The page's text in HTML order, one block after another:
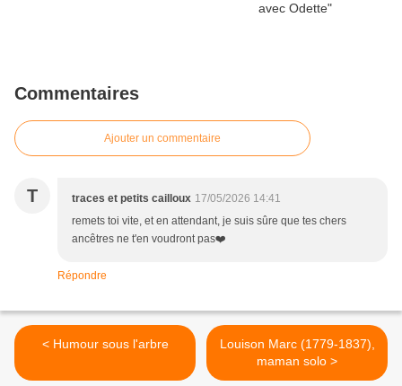
Commentaires
Ajouter un commentaire
T traces et petits cailloux 17/05/2026 14:41
remets toi vite, et en attendant, je suis sûre que tes chers
ancêtres ne t'en voudront pas❤️
Répondre
< Humour sous l'arbre
Louison Marc (1779-1837),
maman solo >